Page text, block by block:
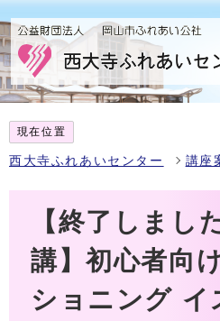
現在位置
西大寺ふれあいセンター 講座
【終了しまし
講】初心者向
ショニング イ